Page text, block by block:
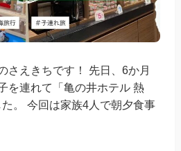
さえきちです！ 先日、6か月
を連れて「亀の井ホテル 熱
。 今回は家族4人で朝夕食事